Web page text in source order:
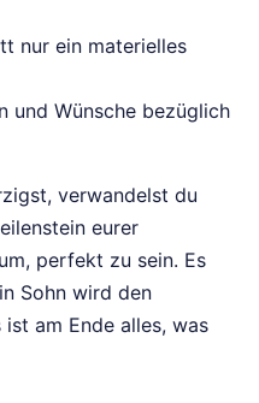
nur ein materielles
und Wünsche bezüglich
verwandelst du
eurer
perfekt zu sein. Es
Sohn wird den
am Ende alles, was